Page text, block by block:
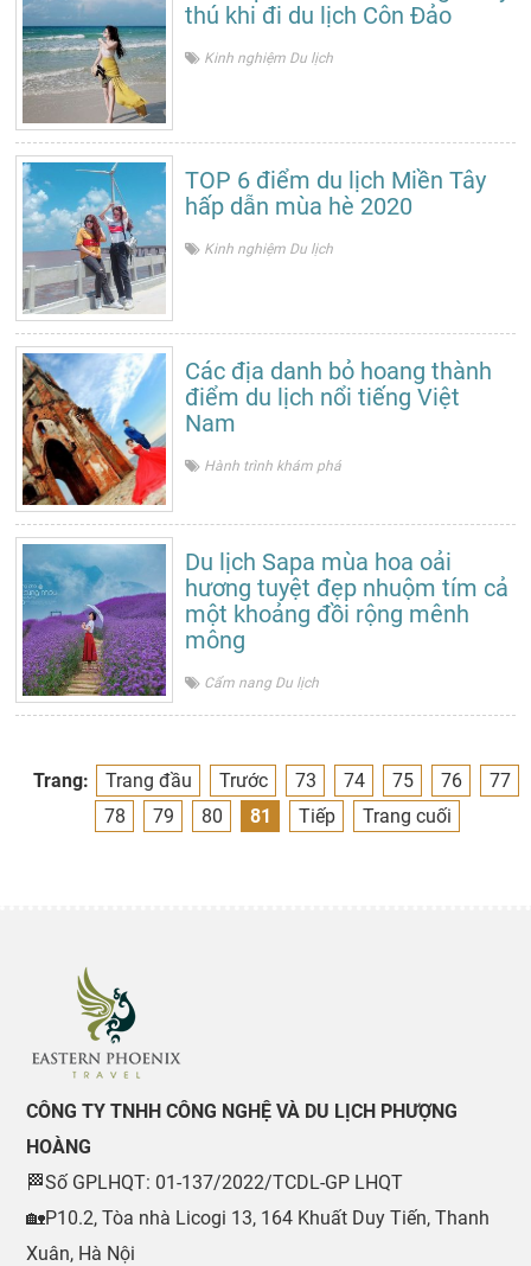
thú khi đi du lịch Côn Đảo
Kinh nghiệm Du lịch
TOP 6 điểm du lịch Miền Tây
hấp dẫn mùa hè 2020
Kinh nghiệm Du lịch
Các địa danh bỏ hoang thành
điểm du lịch nổi tiếng Việt
Nam
Hành trình khám phá
Du lịch Sapa mùa hoa oải
hương tuyệt đẹp nhuộm tím cả
một khoảng đồi rộng mênh
mông
Cẩm nang Du lịch
Trang: Trang đầu Trước 73 74 75 76
77
78
79 80 81 Tiếp Trang cuối
CÔNG TY TNHH CÔNG NGHỆ VÀ DU LỊCH PHƯỢNG
HOÀNG
🏁Số GPLHQT: 01-137/2022/TCDL-GP LHQT
🏡P10.2, Tòa nhà Licogi 13, 164 Khuất Duy Tiến, Thanh
Xuân, Hà Nội